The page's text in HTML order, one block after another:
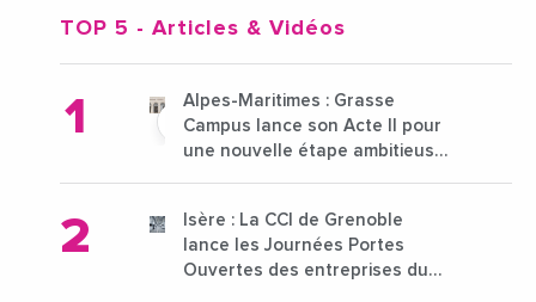
TOP 5 - Articles & Vidéos
Alpes-Maritimes : Grasse
Campus lance son Acte II pour
une nouvelle étape ambitieuse
Isère : La CCI de Grenoble
lance les Journées Portes
Ouvertes des entreprises du